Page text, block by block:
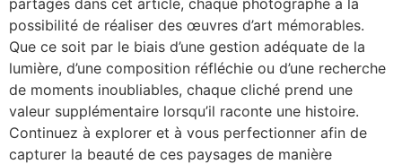
possibilité de réaliser des œuvres d’art mémorables.
Que ce soit par le biais d’une gestion adéquate de la
lumière, d’une composition réfléchie ou d’une recherche
de moments inoubliables, chaque cliché prend une
valeur supplémentaire lorsqu’il raconte une histoire.
Continuez à explorer et à vous perfectionner afin de
capturer la beauté de ces paysages de manière